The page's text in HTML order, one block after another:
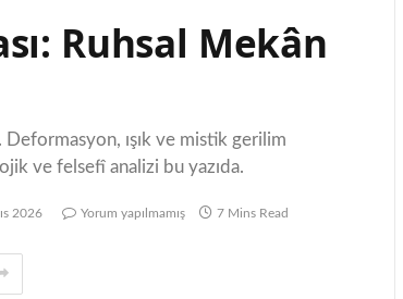
Ruhsal Mekân
ışık ve mistik gerilim
ve felsefî analizi bu yazıda.
2026 Yorum yapılmamış 7 Mins Read